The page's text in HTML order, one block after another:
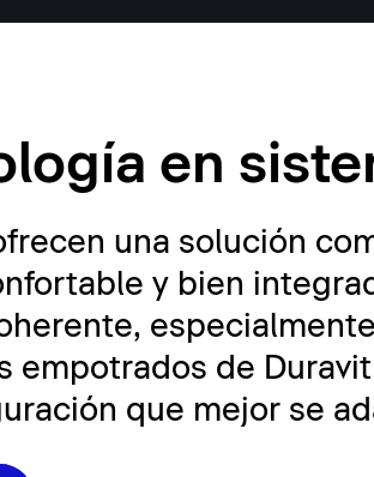
en
una solución
y bien
empotrados de
que mejor se